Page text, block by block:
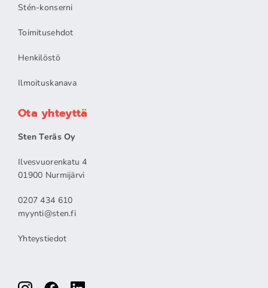
Stén-konserni
Toimitusehdot
Henkilöstö
Ilmoituskanava
Ota yhteyttä
Sten Teräs Oy
Ilvesvuorenkatu 4
01900 Nurmijärvi
0207 434 610
myynti@sten.fi
Yhteystiedot